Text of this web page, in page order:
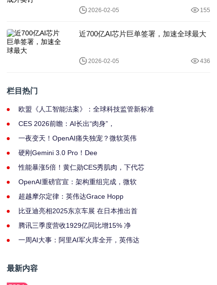
2026-02-05 155
近700亿AI芯片巨单签署，加速全球最大
2026-02-05 436
栏目热门
欧盟《人工智能法案》：全球科技监管新标准
CES 2026前瞻：AI长出“肉身”，
一夜变天！OpenAI痛失独宠？微软英伟
硬刚Gemini 3.0 Pro！Dee
性能暴涨5倍！黄仁勋CES秀肌肉，下代芯
OpenAI重磅官宣：架构重组完成，微软
超越摩尔定律：英伟达Grace Hopp
比亚迪亮相2025东京车展 在日本推出首
腾讯三季度营收1929亿同比增15% 净
一周AI大事：阿里AI军火库全开，英伟达
最新内容